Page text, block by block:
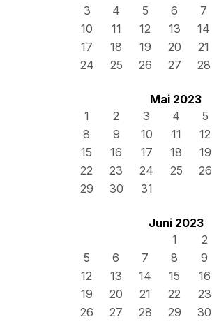
3
4 5 6 7
10
11 12 13 14
17
18 19 20 21
24
25 26 27 28
Mai 2023
1
2 3 4 5
8
9 10 11 12
15
16 17 18 19
22
23 24 25 26
29
30 31
Juni 2023
1
2
5
6 7 8 9
12
13 14 15 16
19
20 21 22 23
26
27 28 29 30